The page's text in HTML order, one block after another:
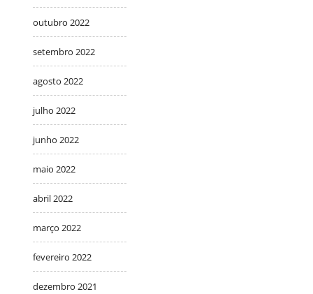
outubro 2022
setembro 2022
agosto 2022
julho 2022
junho 2022
maio 2022
abril 2022
março 2022
fevereiro 2022
dezembro 2021